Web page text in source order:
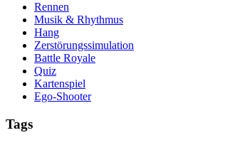
Rennen
Musik & Rhythmus
Hang
Zerstörungssimulation
Battle Royale
Quiz
Kartenspiel
Ego-Shooter
Tags